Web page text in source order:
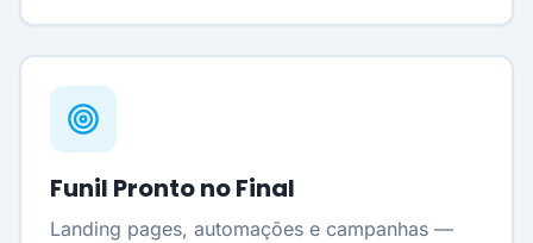
Funil Pronto no Final
Landing pages, automações e campanhas —